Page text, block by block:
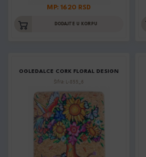
MP: 1620 RSD
DODAJTE U KORPU
OGLEDALCE CORK FLORAL DESIGN
Šifra: L-855_6